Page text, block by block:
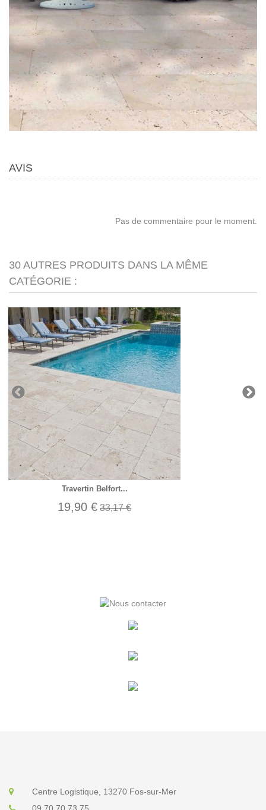
AVIS
Pas de commentaire pour le moment.
30 AUTRES PRODUITS DANS LA MÊME
CATÉGORIE :
Travertin Belfort...
19,90 € 33,17 €
Centre Logistique, 13270 Fos-sur-Mer